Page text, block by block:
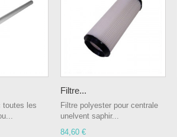
toutes les
Filtre...
Filtre polyester pour centrale
unelvent saphir...
84,60 €